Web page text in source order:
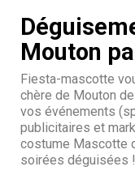
Mouton
Fiesta-mascotte
chère de Mouton
vos événements
publicitaires et
costume Mascotte
soirées déguisées !